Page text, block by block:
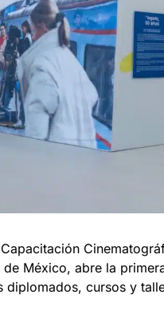
México, abre la
diplomados, cursos y